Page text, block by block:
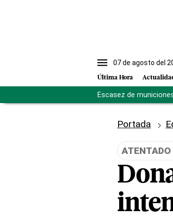
07 de agosto del
Última Hora
Escasez de
Portada